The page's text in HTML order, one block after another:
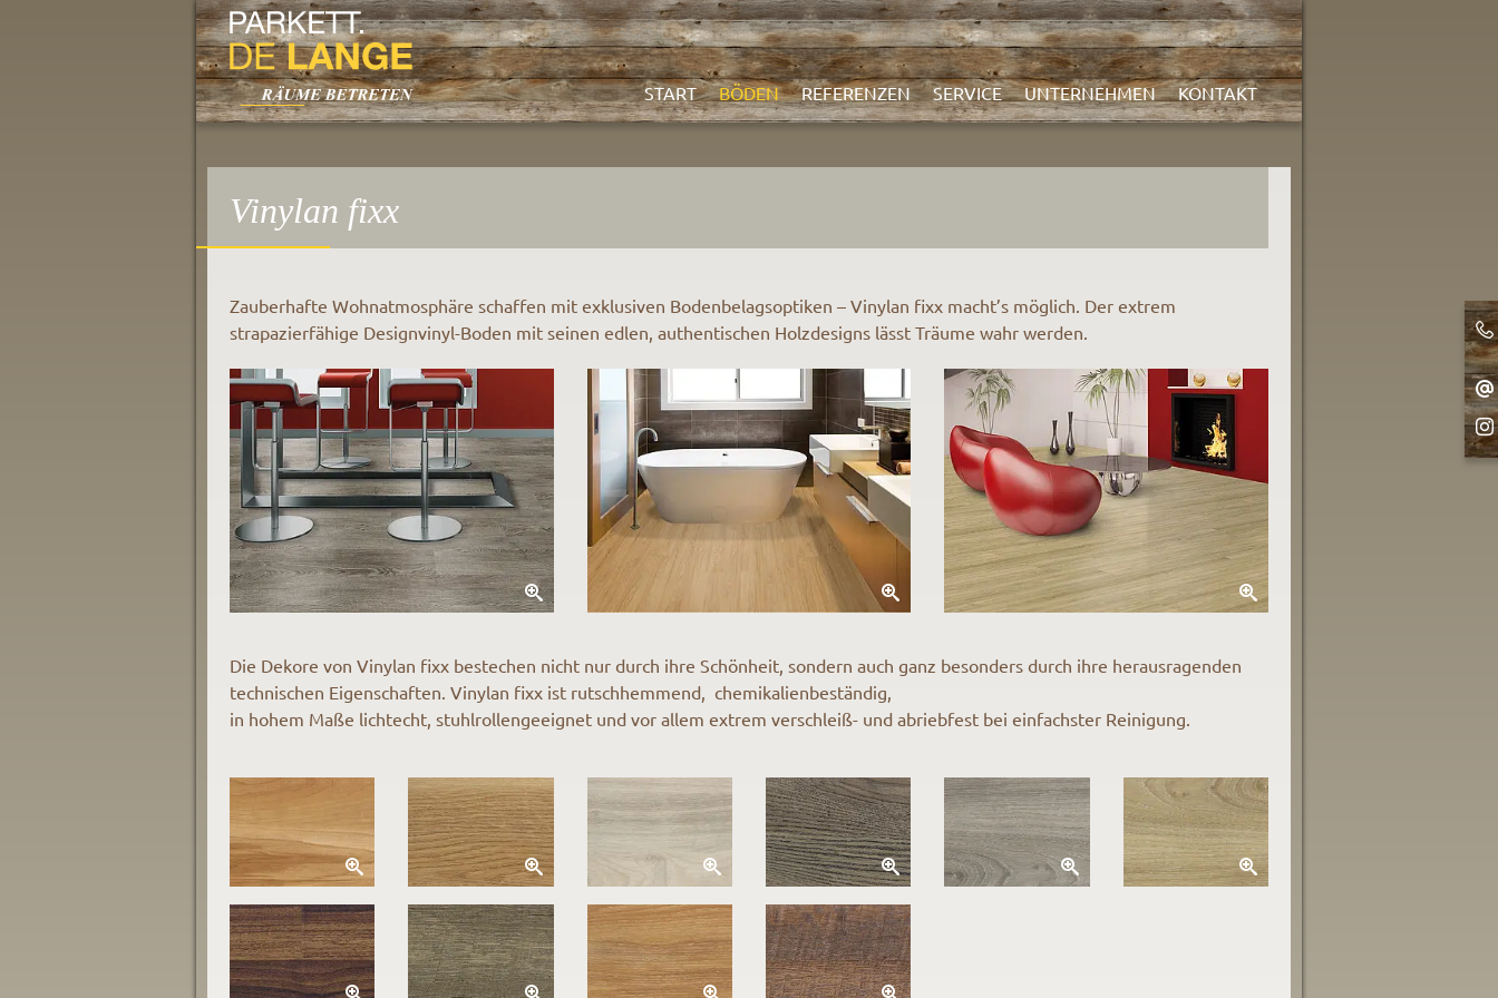
Inhalt
START BÖDEN REFERENZEN SERVICE UNTERNEHMEN KONTAKT
Vinylan fixx
Zauberhafte Wohnatmosphäre schaffen mit exklusiven Bodenbelagsoptiken – Vinylan fixx macht’s möglich. Der extrem
strapazierfähige Designvinyl-Boden mit seinen edlen, authentischen Holzdesigns lässt Träume wahr werden.
Die Dekore von Vinylan fixx bestechen nicht nur durch ihre Schönheit, sondern auch ganz besonders durch ihre herausragenden
technischen Eigenschaften. Vinylan fixx ist rutschhemmend, chemikalienbeständig,
in hohem Maße lichtecht, stuhlrollengeeignet und vor allem extrem verschleiß- und abriebfest bei einfachster Reinigung.